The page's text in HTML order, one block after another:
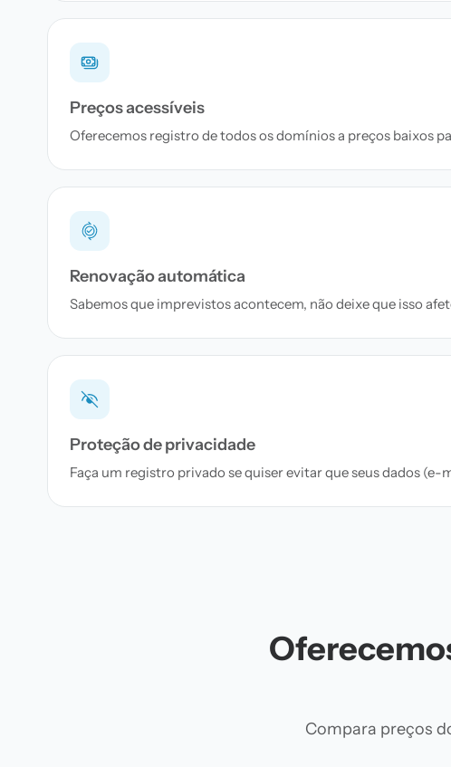
Preços acessíveis
Oferecemos registro de todos os domínios a preços baixos
Renovação automática
Sabemos que imprevistos acontecem, não deixe que isso
Proteção de privacidade
Faça um registro privado se quiser evitar que seus dados (e-
Compara preços